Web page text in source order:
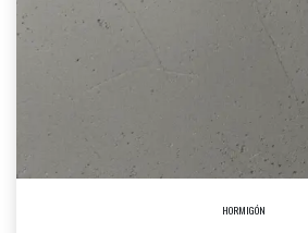
HORMIGÓN